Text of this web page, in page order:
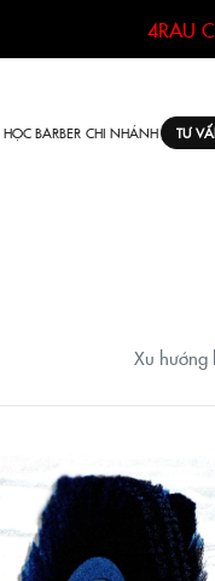
4RAU
HỌC BARBER CHI NHÁNH TƯ
Xu hướng